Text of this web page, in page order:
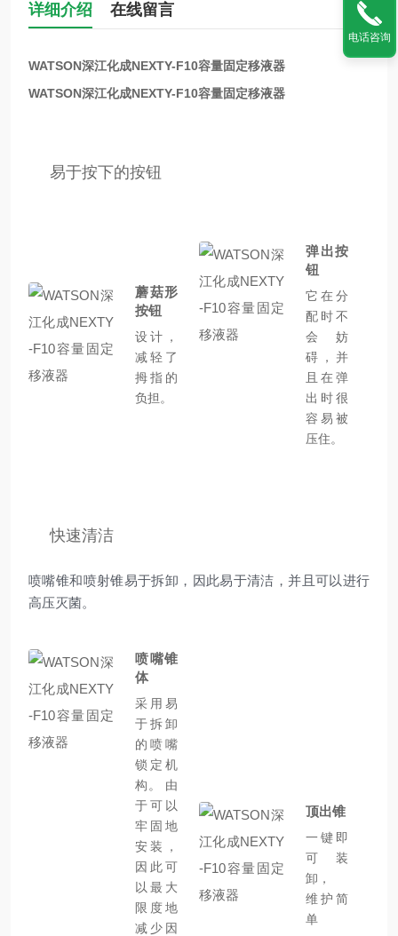
详细介绍 在线留言
WATSON深江化成NEXTY-F10容量固定移液器
WATSON深江化成NEXTY-F10容量固定移液器
易于按下的按钮
蘑菇形
按钮
设计，
减轻了
拇指的
负担。
弹出按
钮
它在分
配时不
会妨
碍，并
且在弹
出时很
容易被
压住。
快速清洁
喷嘴锥和喷射锥易于拆卸，因此易于清洁，并且可以进行
高压灭菌。
喷嘴锥
体
采用易
于拆卸
的喷嘴
锁定机
构。 由
于可以
牢固地
安装，
因此可
以最大
限度地
减少因
顶出锥
一键即
可装
卸，
维护简
单
电话咨询